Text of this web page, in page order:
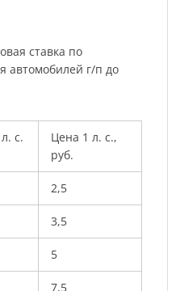
ставка по
автомобилей г/п до
с.
Цена 1 л. с.,
руб.
2,5
3,5
5
7,5